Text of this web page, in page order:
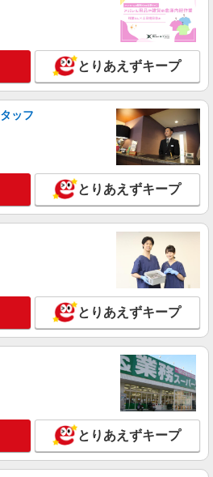
＞小さなデイサービスSTAFF募集≪
円〜1937円 ＜日払い有/週払い有/交
(ガソリン代含む)＞
佐伯区
詳細を見る
のが楽しみになる＊ホテルのような美
住のSTAFF
1350円〜1937円 ＜日払い有/週払い有/交
(ガソリン代含む)＞
市佐伯区｜五日市駅が最寄り
詳細を見る
ップを全面サポート／小規模デイ
円〜1937円 ＜日払い有/週払い有/交
(ガソリン代含む)＞
佐伯区
とりあえずキープ
ッフ
とりあえずキープ
とりあえずキープ
とりあえずキープ